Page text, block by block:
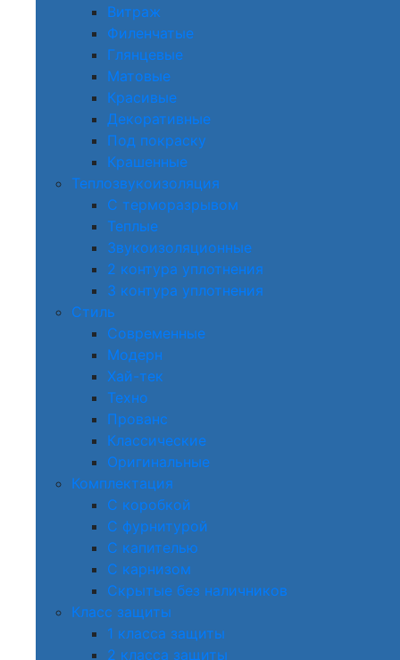
Витраж
Филенчатые
Глянцевые
Матовые
Красивые
Декоративные
Под покраску
Крашенные
Теплозвукоизоляция
С терморазрывом
Теплые
Звукоизоляционные
2 контура уплотнения
3 контура уплотнения
Стиль
Современные
Модерн
Хай-тек
Техно
Прованс
Классические
Оригинальные
Комплектация
С коробкой
С фурнитурой
С капителью
С карнизом
Скрытые без наличников
Класс защиты
1 класса защиты
2 класса защиты